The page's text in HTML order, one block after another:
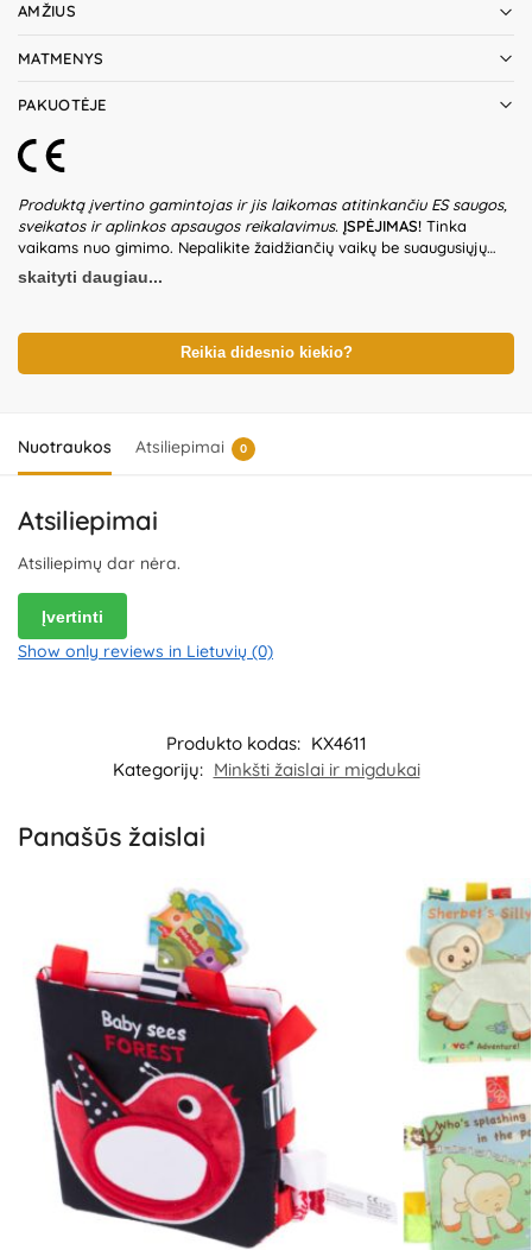
AMŽIUS
MATMENYS
PAKUOTĖJE
Produktą įvertino gamintojas ir jis laikomas atitinkančiu ES saugos,
sveikatos ir aplinkos apsaugos reikalavimus. ĮSPĖJIMAS! Tinka
vaikams nuo gimimo. Nepalikite žaidžiančių vaikų be suaugusiųjų
priežiūros. Prieš naudodami žaislą patikrinkite žaislo ir detalių būklę.
Nenaudokite žaislo, jeigu kuri nors iš dalių yra pažeista. Pakuotė
dizainas ir spalvos gali nežymiai skirtis. Išsaugokite pakuotės
informaciją ateičiai. Kilmės šalis – Kinija.Importuotojas:
o.o. Sp.K, al. 1000-lecia Panstwa Polskiego 8, 15-111 Bialystok,
skaityti daugiau...
Reikia didesnio kiekio?
Nuotraukos Atsiliepimai 0
Atsiliepimai
Atsiliepimų dar nėra.
Įvertinti
Show only reviews in Lietuvių (0)
Produkto kodas: KX4611
Kategorijų: Minkšti žaislai ir migdukai
Panašūs žaislai